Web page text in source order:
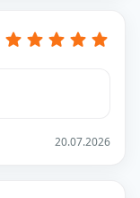
20.07.2026